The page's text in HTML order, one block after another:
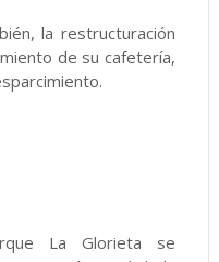
la restructuración
de su cafetería,
La Glorieta se